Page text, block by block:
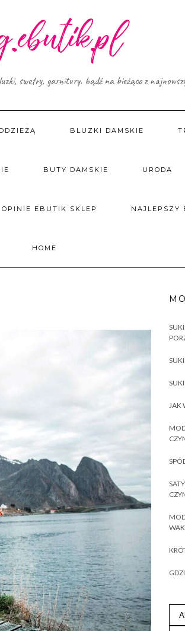
swetry, garnitury. bądź na bieżąco z
BLUZKI DAMSKIE
BUTY DAMSKIE URODA
OPINIE EBUTIK SKLEP NAJLEPSZY
HOME
JAK